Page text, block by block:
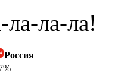
ла-ла!
Россия